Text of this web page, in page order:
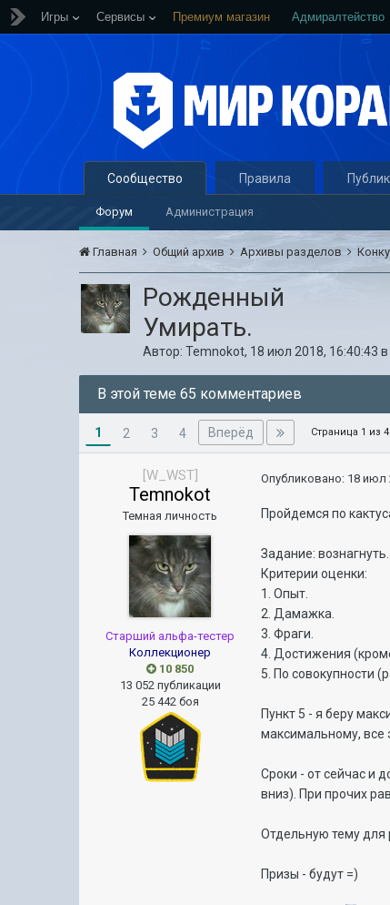
Игры Сервисы Премиум магазин Адмиралтейство
Сообщество
Форум Администрация
Правила
Главная Общий архив Архивы разделов
Рожденный
Умирать.
Автор:Temnokot, 18 июл 2018, 16:40:43 в
В этой теме 65 комментариев
1 2 3 4 Вперёд Страница 1 из
[W_WST]
Temnokot
Темная личность
Старший альфа-тестер
Коллекционер
10 850
13 052 публикации
25 442 боя
Опубликовано: 18 июл
Пройдемся по
Задание: вознагнуть.
Критерии оценки:
1. Опыт.
2. Дамажка.
3. Фраги.
4. Достижения
5. По совокупности
Пункт 5 - я беру
максимальному, все
Сроки - от сейчас и
вниз). При прочих
Отдельную тему для
Призы - будут =)